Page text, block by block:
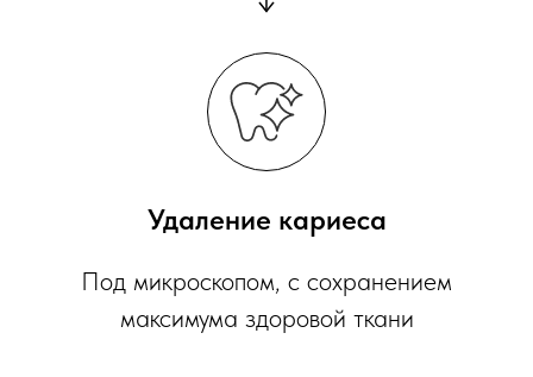
Удаление кариеса
Под микроскопом, с сохранением
максимума здоровой ткани